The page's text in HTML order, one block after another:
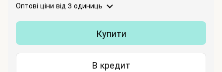
Оптові ціни від 3 одиниць
Купити
В кредит